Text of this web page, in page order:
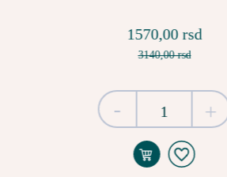
1570,00 rsd
3140,00 rsd